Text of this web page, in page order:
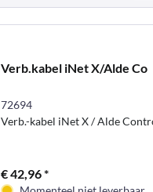
Verb.kabel iNet X/Alde Co
72694
Verb.-kabel iNet X / Alde
€ 42,96 *